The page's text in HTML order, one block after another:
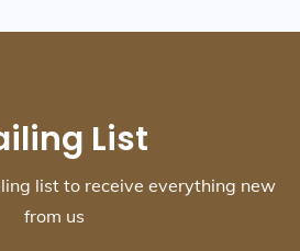
List
list to receive everything new
from us